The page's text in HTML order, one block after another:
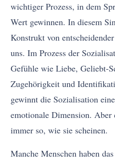
wichtiger Prozess, in dem
Wert gewinnen. In diesem
Konstrukt von
uns. Im Prozess der
Gefühle wie Liebe, Geliebt-
Zugehörigkeit und
gewinnt die Sozialisation
emotionale Dimension.
immer so, wie sie scheinen.
Manche Menschen haben